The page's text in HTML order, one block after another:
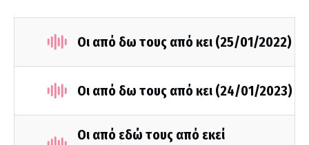
Οι από δω τους από κει (25/01/2022)
Οι από δω τους από κει (24/01/2023)
Οι από εδώ τους από εκεί